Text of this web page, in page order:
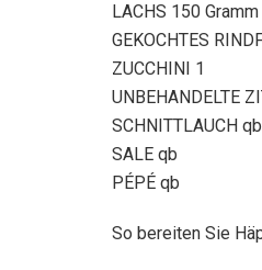
LACHS 150 Gramm
GEKOCHTES
ZUCCHINI 1
UNBEHANDELTE
SCHNITTLAUCH qb
SALE qb
PÉPÉ qb
So bereiten Sie